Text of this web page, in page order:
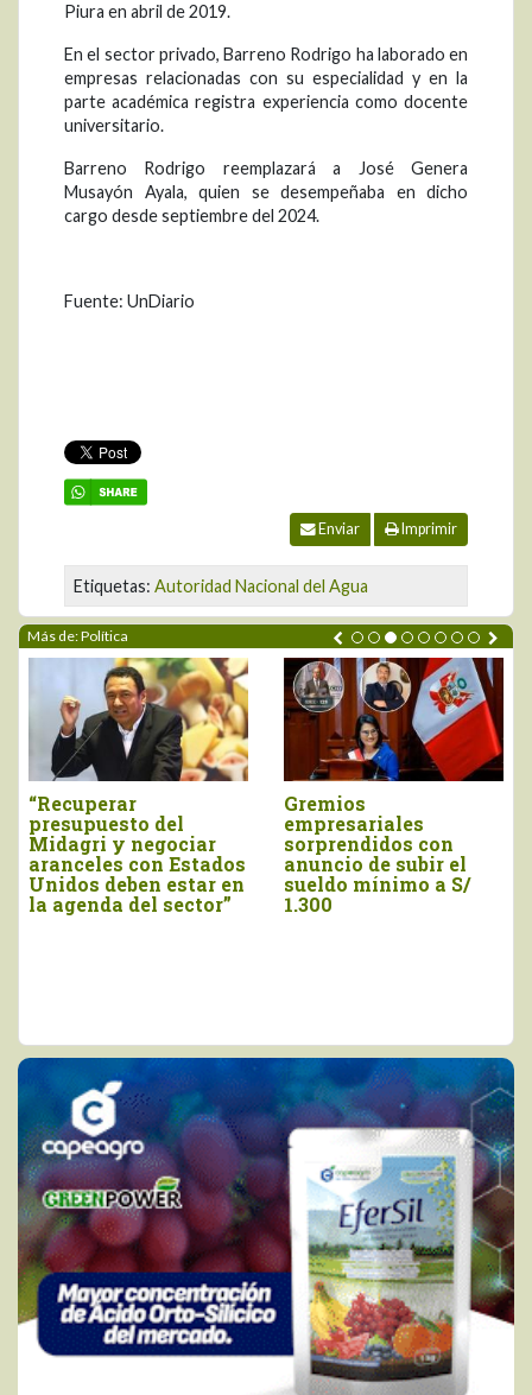
Piura en abril de 2019.
En el sector privado, Barreno Rodrigo ha laborado en
empresas relacionadas con su especialidad y en la
parte académica registra experiencia como docente
universitario.
Barreno Rodrigo reemplazará a José Genera
Musayón Ayala, quien se desempeñaba en dicho
cargo desde septiembre del 2024.
Fuente: UnDiario
Enviar Imprimir
Etiquetas: Autoridad Nacional del Agua
Más de: Política
con
de subir el
mínimo a S/
ADEX saluda
anuncios de
presidenta Keiko
Fujimori
titular